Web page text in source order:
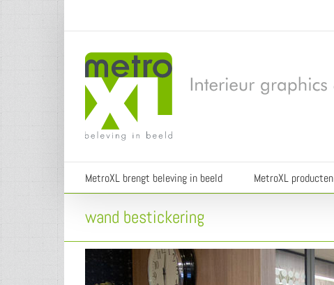
Ga
MetroXL brengt beleving in beeld MetroXL producten
wand bestickering